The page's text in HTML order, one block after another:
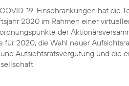
19-Einschränkungen hat die
2020 im Rahmen einer
der
für 2020, die Wahl neuer
Aufsichtsratsvergütung und die